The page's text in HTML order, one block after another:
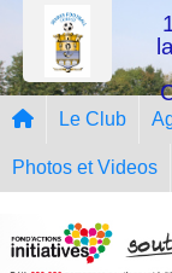
Le Club
Photos et Videos
Panneau de